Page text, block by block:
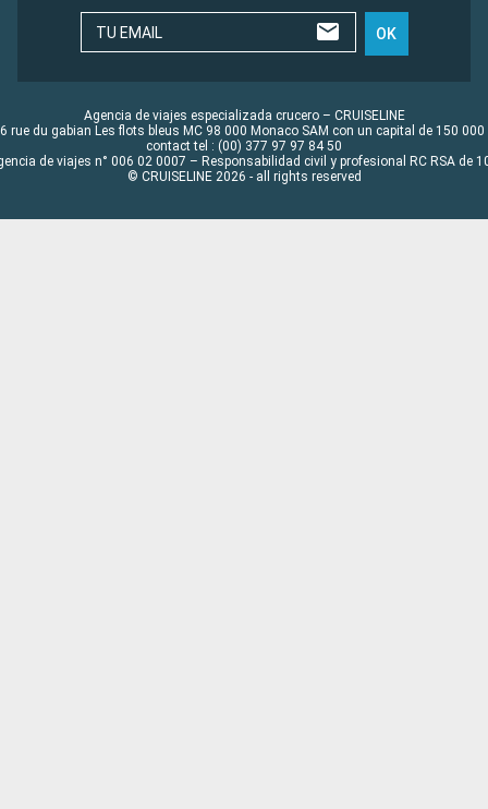
TU EMAIL OK
Agencia de viajes especializada crucero – CRUISELINE
rue du gabian Les flots bleus MC 98 000 Monaco SAM con un capital de 150 000
contact tel : (00) 377 97 97 84 50
de viajes n° 006 02 0007 – Responsabilidad civil y profesional RC RSA de
© CRUISELINE 2026 - all rights reserved